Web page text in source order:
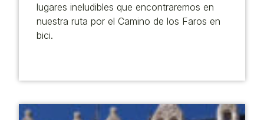
lugares ineludibles que encontraremos en
nuestra ruta por el Camino de los Faros en
bici.